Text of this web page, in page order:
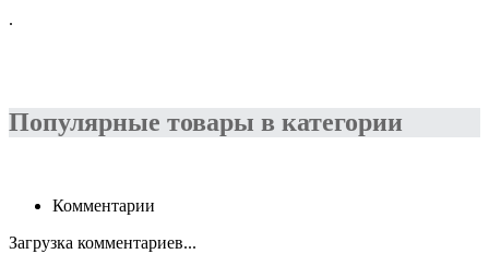
.
Популярные товары в категории
Комментарии
Загрузка комментариев...